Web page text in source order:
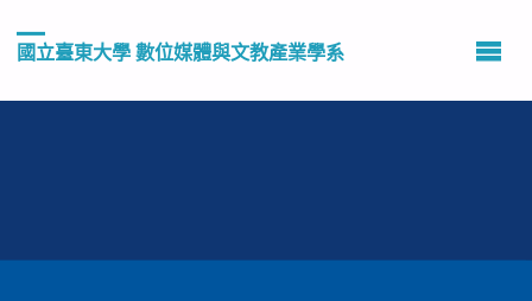
國立臺東大學 數位媒體與文教產業學系